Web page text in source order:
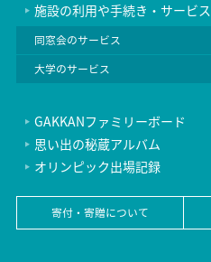
施設の利用や手続き・サービス
同窓会のサービス
大学のサービス
GAKKANファミリーボード
思い出の秘蔵アルバム
オリンピック出場記録
寄付・寄贈について